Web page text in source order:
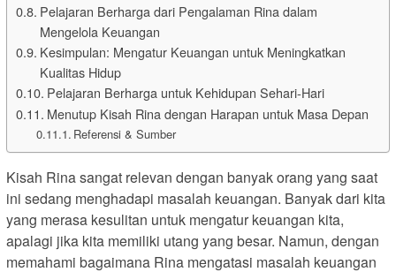
Pelajaran Berharga dari Pengalaman Rina dalam
Mengelola Keuangan
Kesimpulan: Mengatur Keuangan untuk Meningkatkan
Kualitas Hidup
Pelajaran Berharga untuk Kehidupan Sehari-Hari
Menutup Kisah Rina dengan Harapan untuk Masa Depan
Referensi & Sumber
Kisah Rina sangat relevan dengan banyak orang yang saat
ini sedang menghadapi masalah keuangan. Banyak dari kita
yang merasa kesulitan untuk mengatur keuangan kita,
apalagi jika kita memiliki utang yang besar. Namun, dengan
memahami bagaimana Rina mengatasi masalah keuangan